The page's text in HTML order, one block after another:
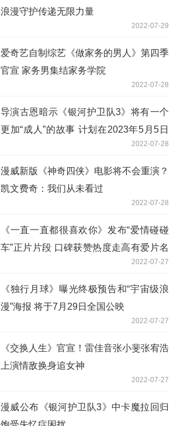
浪漫守护传递无限力量
2022-07-29
爱奇艺自制综艺《做家务的男人》第四季
官宣 家务男集结家务学院
2022-07-28
导演古恩暗示《银河护卫队3》将有一个
更加“成人”的故事 计划在2023年5月5日
2022-07-28
漫威新版《神奇四侠》电影将不会重演？
凯文费奇：我们从未看过
2022-07-28
《一直一直都很喜欢你》发布“爱情碰碰
车”正片片段 口碑获赞热度走高有爱片名
2022-07-27
《独行月球》曝光终极预告和“宇宙级浪
漫”海报 将于7月29日全国公映
2022-07-27
《交换人生》官宣！雷佳音张小斐张宥浩
上演情敌换身追女神
2022-07-27
漫威公布《银河护卫队3》中卡魔拉回归